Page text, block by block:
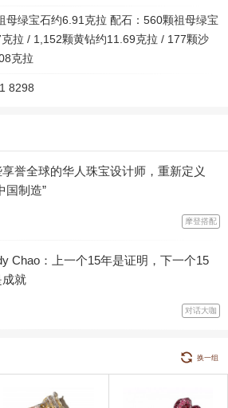
母绿宝石约6.91克拉 配石：560颗祖母绿宝
拉 / 1,152颗黄钻约11.69克拉 / 177颗沙
克拉
8298
誉全球的华人珠宝设计师，重新定义
国制造”
摩登搭配
Chao：上一个15年是证明，下一个15
就
对话大咖
换一组